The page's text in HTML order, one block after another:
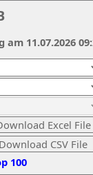
100
am 11.07.2026